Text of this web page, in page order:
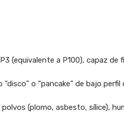
(equivalente a P100), capaz de
“disco” o “pancake” de bajo
(plomo, asbesto, sílice),